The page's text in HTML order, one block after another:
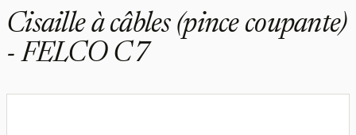
Cisaille à câbles (pince coupante)
- FELCO C7